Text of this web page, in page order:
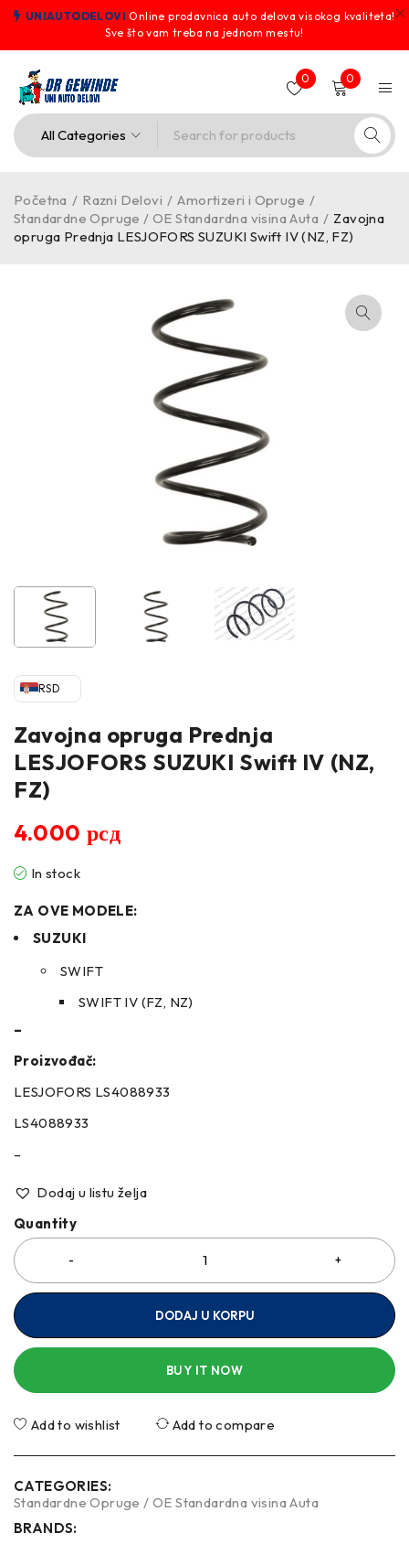
UNIAUTODELOVI Online prodavnica auto delova visokog kvaliteta!
Sve što vam treba na jednom mestu!
0 0
Početna / Razni Delovi / Amortizeri i Opruge /
Standardne Opruge / OE Standardna visina Auta / Zavojna
opruga Prednja LESJOFORS SUZUKI Swift IV (NZ, FZ)
RSD
Zavojna opruga Prednja
LESJOFORS SUZUKI Swift IV (NZ,
FZ)
4.000 рсд
In stock
ZA OVE MODELE:
SUZUKI
SWIFT
SWIFT IV (FZ, NZ)
–
Proizvođač:
LESJOFORS LS4088933
LS4088933
–
Dodaj u listu želja
Quantity
DODAJ U KORPU
BUY IT NOW
Add to wishlist Add to compare
CATEGORIES:
Standardne Opruge / OE Standardna visina Auta
BRANDS: